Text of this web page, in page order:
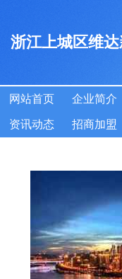
浙江上城区维
网站首页 企业简介
资讯动态 招商加盟